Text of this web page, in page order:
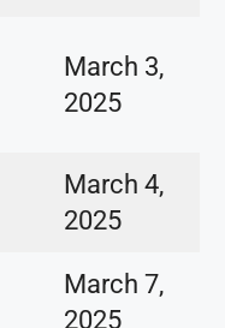
March 3,
2025
March 4,
2025
March 7,
2025